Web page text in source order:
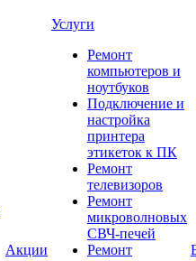
Акции
Услуги
Ремонт
компьютеров и
ноутбуков
Подключение и
настройка
принтера
этикеток к ПК
Ремонт
телевизоров
Ремонт
микроволновых
СВЧ-печей
Ремонт